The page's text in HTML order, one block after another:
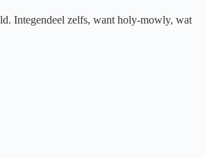
Integendeel zelfs, want holy-mowly, wat